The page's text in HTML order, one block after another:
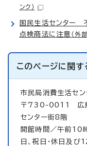
ンク）
国民生活センター
点検商法に注意 （外
このページに関す
市民局消費生活セン
〒730-0011 広島
センター街8階
開館時間／午前10
日、祝日・休日及